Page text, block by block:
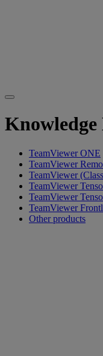
Knowledge
TeamViewer ONE
TeamViewer
TeamViewer
TeamViewer
TeamViewer
TeamViewer
Other products